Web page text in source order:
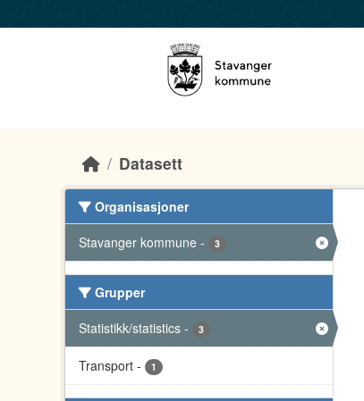
Datasett
Organisasjoner
Stavanger kommune - 3
Grupper
Statistikk/statistics - 3
Transport - 1